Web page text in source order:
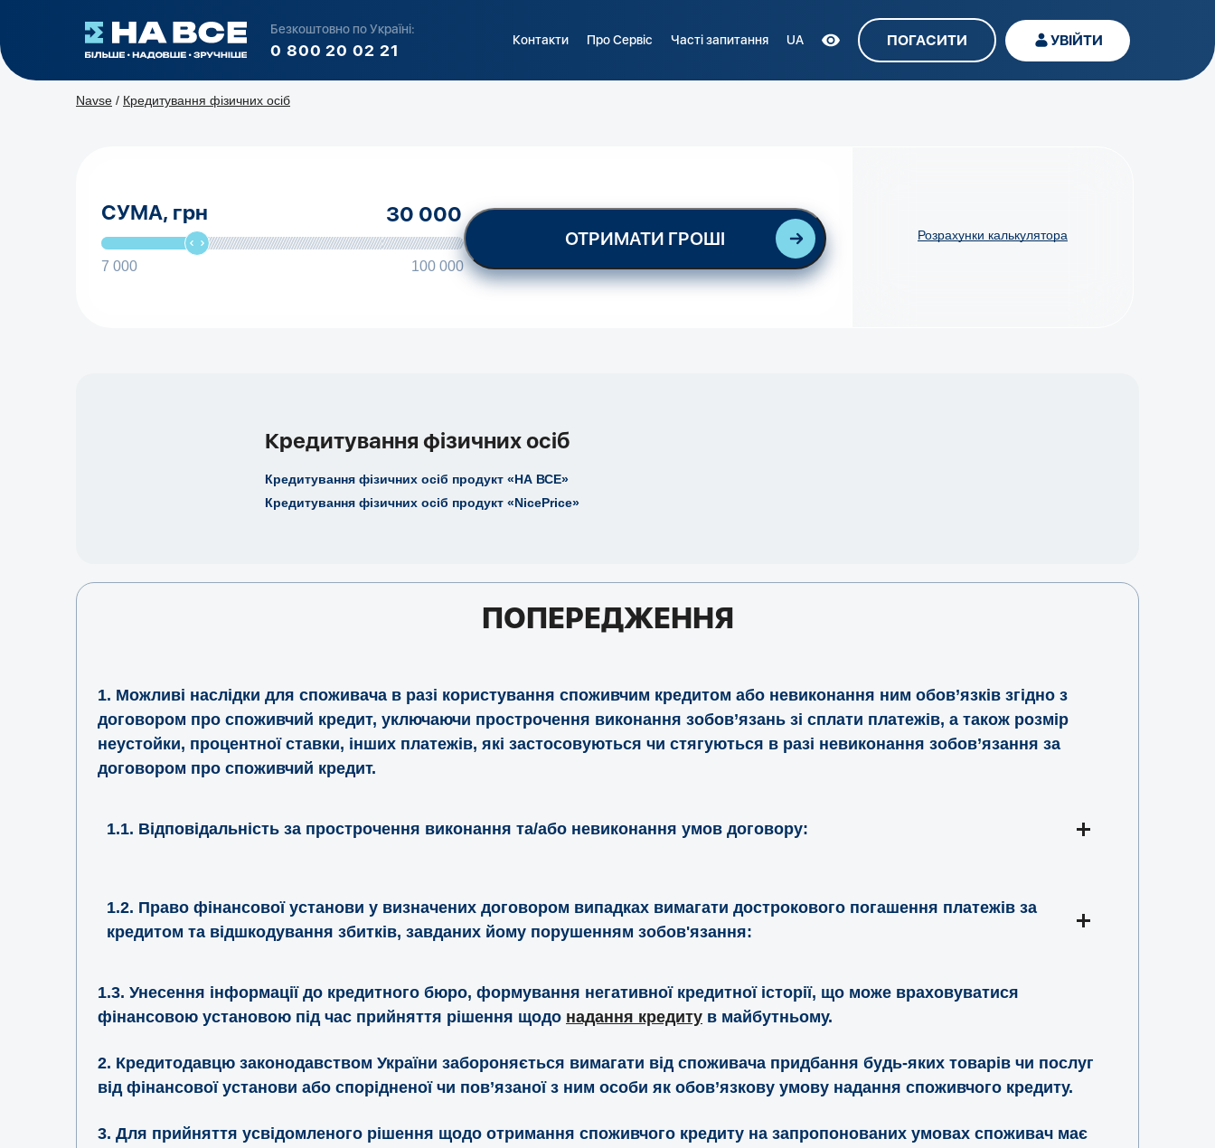
Безкоштовно по Україні:
0 800 20 02 21
Контакти Про Сервіс Часті запитання UA ПОГАСИТИ УВІЙТИ
Navse / Кредитування фізичних осіб
СУМА, грн
7 000 100 000
ОТРИМАТИ ГРОШІ Розрахунки калькулятора
Кредитування фізичних осіб
Кредитування фізичних осіб продукт «НА ВСЕ»
Кредитування фізичних осіб продукт «NicePrice»
ПОПЕРЕДЖЕННЯ
1. Можливі наслідки для споживача в разі користування споживчим кредитом або невиконання ним обов’язків згідно з
договором про споживчий кредит, уключаючи прострочення виконання зобов’язань зі сплати платежів, а також розмір
неустойки, процентної ставки, інших платежів, які застосовуються чи стягуються в разі невиконання зобов’язання за
договором про споживчий кредит.
1.1. Відповідальність за прострочення виконання та/або невиконання умов договору:
1.2. Право фінансової установи у визначених договором випадках вимагати дострокового погашення платежів за
кредитом та відшкодування збитків, завданих йому порушенням зобов'язання:
1.3. Унесення інформації до кредитного бюро, формування негативної кредитної історії, що може враховуватися
фінансовою установою під час прийняття рішення щодо надання кредиту в майбутньому.
2. Кредитодавцю законодавством України забороняється вимагати від споживача придбання будь-яких товарів чи послуг
від фінансової установи або спорідненої чи пов’язаної з ним особи як обов’язкову умову надання споживчого кредиту.
3. Для прийняття усвідомленого рішення щодо отримання споживчого кредиту на запропонованих умовах споживач має